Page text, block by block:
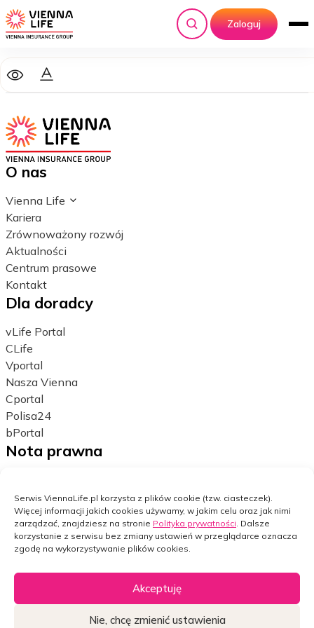
Serwis ViennaLife.pl korzysta z plików cookie (tzw. ciasteczek).
Więcej informacji jakich cookies używamy, w jakim celu oraz jak nimi
zarządzać, znajdziesz na stronie Polityka prywatności. Dalsze
korzystanie z serwisu bez zmiany ustawień w przeglądarce oznacza
zgodę na wykorzystywanie plików cookies.
Akceptuję
Nie, chcę zmienić ustawienia
Szukaj
Zaloguj
O nas
Vienna Life
Kariera
Zrównoważony rozwój
Aktualności
Centrum prasowe
Kontakt
Dla doradcy
vLife Portal
CLife
Vportal
Nasza Vienna
Cportal
Polisa24
bPortal
Nota prawna
Ustawienia cookies
Dane osobowe
Bezpieczeństwo w internecie
Copyright © Vienna Life TU na Życie S.A.